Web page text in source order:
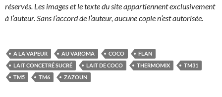
réservés. Les images et le texte du site appartiennent exclusivement
à l’auteur. Sans l’accord de l’auteur, aucune copie n’est autorisée.
A LA VAPEUR AU VAROMA COCO
FLAN
LAIT CONCETRÉ SUCRÉ
LAIT DE COCO THERMOMIX
TM31
TM5
TM6 ZAZOUN